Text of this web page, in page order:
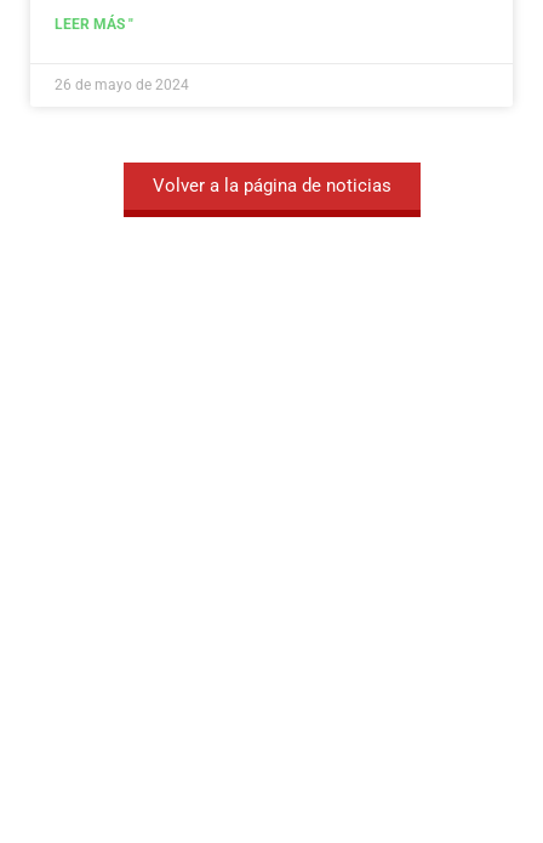
LEER MÁS "
26 de mayo de 2024
Volver a la página de noticias